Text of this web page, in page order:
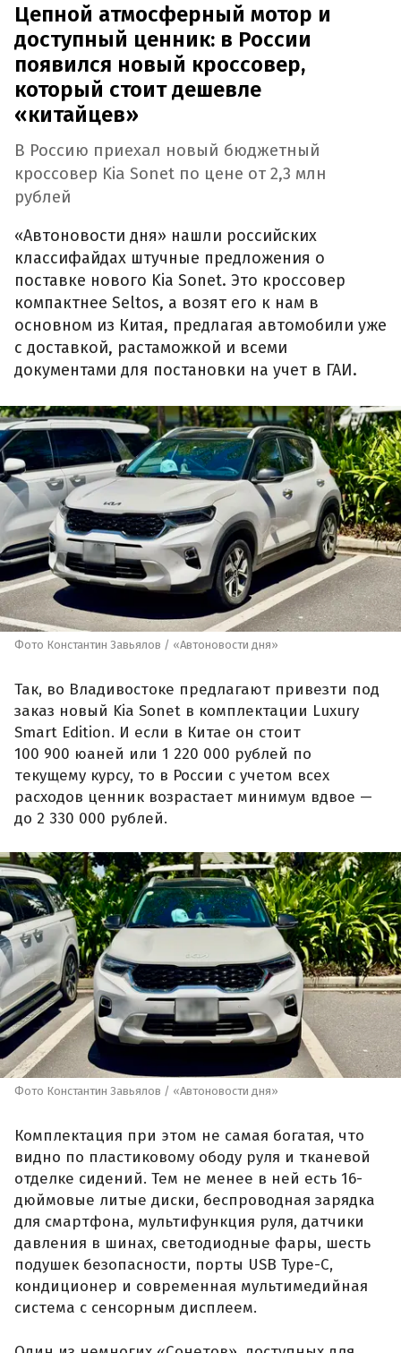
Цепной атмосферный мотор и
доступный ценник: в России
появился новый кроссовер,
который стоит дешевле
«китайцев»
В Россию приехал новый бюджетный
кроссовер Kia Sonet по цене от 2,3 млн
рублей
«Автоновости дня» нашли российских
классифайдах штучные предложения о
поставке нового Kia Sonet. Это кроссовер
компактнее Seltos, а возят его к нам в
основном из Китая, предлагая автомобили уже
с доставкой, растаможкой и всеми
документами для постановки на учет в ГАИ.
Фото Константин Завьялов / «Автоновости дня»
Так, во Владивостоке предлагают привезти под
заказ новый Kia Sonet в комплектации Luxury
Smart Edition. И если в Китае он стоит
100 900 юаней или 1 220 000 рублей по
текущему курсу, то в России с учетом всех
расходов ценник возрастает минимум вдвое —
до 2 330 000 рублей.
Фото Константин Завьялов / «Автоновости дня»
Комплектация при этом не самая богатая, что
видно по пластиковому ободу руля и тканевой
отделке сидений. Тем не менее в ней есть 16-
дюймовые литые диски, беспроводная зарядка
для смартфона, мультифункция руля, датчики
давления в шинах, светодиодные фары, шесть
подушек безопасности, порты USB Type-C,
кондиционер и современная мультимедийная
система с сенсорным дисплеем.